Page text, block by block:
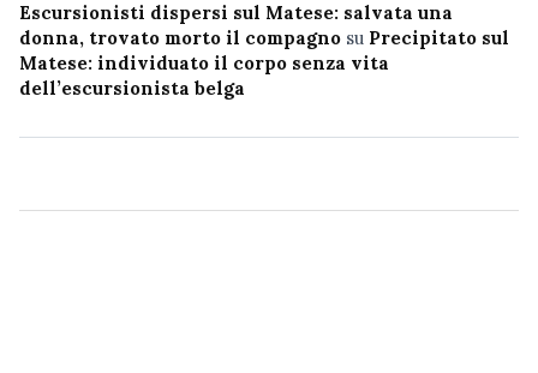
Escursionisti dispersi sul Matese: salvata una
donna, trovato morto il compagno su Precipitato sul
Matese: individuato il corpo senza vita
dell’escursionista belga